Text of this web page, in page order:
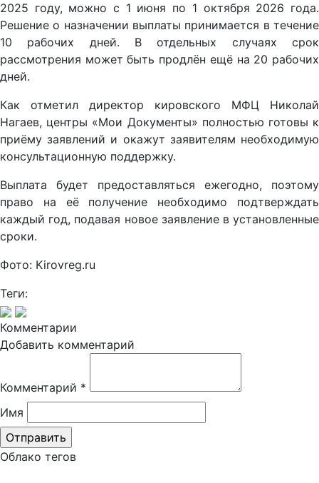
2025 году, можно с 1 июня по 1 октября 2026 года.
Решение о назначении выплаты принимается в течение
10 рабочих дней. В отдельных случаях срок
рассмотрения может быть продлён ещё на 20 рабочих
дней.
Как отметил директор кировского МФЦ Николай
Нагаев, центры «Мои Документы» полностью готовы к
приёму заявлений и окажут заявителям необходимую
консультационную поддержку.
Выплата будет предоставляться ежегодно, поэтому
право на её получение необходимо подтверждать
каждый год, подавая новое заявление в установленные
сроки.
Фото: Kirovreg.ru
Теги:
Комментарии
Добавить комментарий
Комментарий *
Имя
Облако тегов